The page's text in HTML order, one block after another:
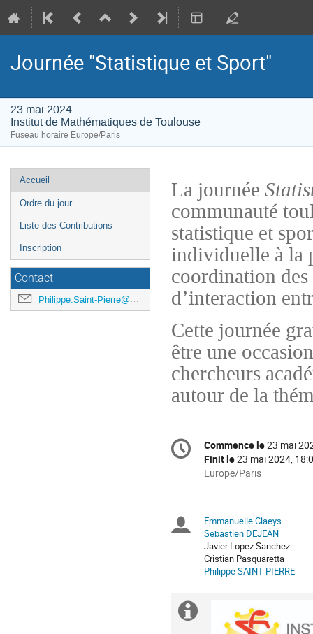
Journée "Statistique et Sport"
23 mai 2024
Institut de Mathématiques de Toulouse
Fuseau horaire Europe/Paris
Menu
de
l'événement
Accueil
Ordre du jour
Liste des Contributions
Inscription
Contact
Philippe.Saint-Pierre@math.univ-toulouse.fr
La journée
communauté
statistique et
individuelle à la
coordination
d’interaction
Cette journée
être une
chercheurs
autour de la
Information
de
Date/Heure
Commence le23 mai
Finit le23 mai 2024,
Toutes
sont
en
Europe/Paris
Europe/Paris
Présidents
de
séance
Emmanuelle Claeys
Sebastien DEJEAN
Javier Lopez Sanchez
Cristian Pasquaretta
Philippe SAINT PIERRE
Information